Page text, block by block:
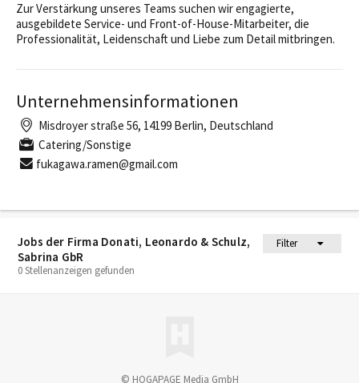
Jobs der Firma Donati, Leonardo & Schulz,
Sabrina GbR
Filter
0 Stellenanzeigen gefunden
Zur Verstärkung unseres Teams suchen wir engagierte,
ausgebildete Service- und Front-of-House-Mitarbeiter, die
Professionalität, Leidenschaft und Liebe zum Detail mitbringen.
Unternehmensinformationen
Misdroyer straße 56, 14199 Berlin, Deutschland
Catering/Sonstige
fukagawa.ramen@gmail.com
© HOGAPAGE Media GmbH